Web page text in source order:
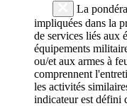
La
impliquées dans la
de services liés aux
équipements
ou/et aux armes à
comprennent
les activités
indicateur est défini